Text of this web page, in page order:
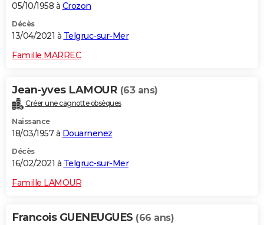
05/10/1958 à Crozon
Décès
13/04/2021 à Telgruc-sur-Mer
Famille MARREC
Jean-yves LAMOUR (63 ans)
Créer une cagnotte obsèques
Naissance
18/03/1957 à Douarnenez
Décès
16/02/2021 à Telgruc-sur-Mer
Famille LAMOUR
Francois GUENEUGUES (66 ans)